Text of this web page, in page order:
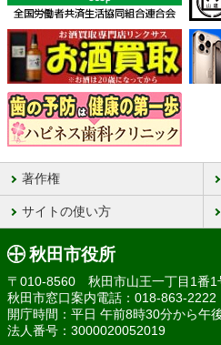
著作権
サイトの使い方
秋田市役所
〒010-8560 秋田市山王一丁目1番1
秋田市窓口案内電話：018-863-
開庁時間：平日 午前8時30分から午
法人番号：3000020052019